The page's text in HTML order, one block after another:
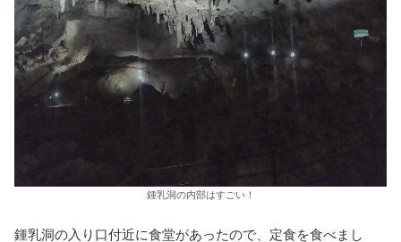
鍾乳洞の内部はすごい！
鍾乳洞の入り口付近に食堂があったので、定食を食べまし